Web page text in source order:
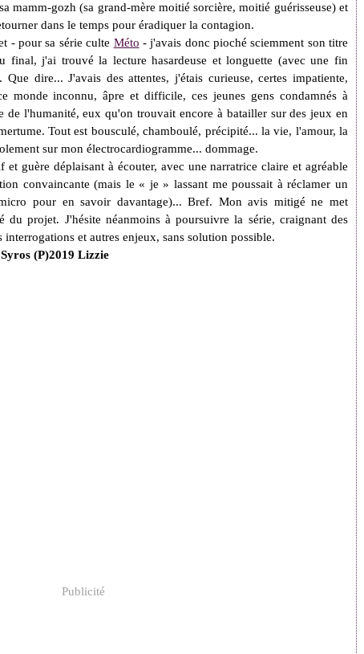
mamm-gozh (sa grand-mère moitié sorcière, moitié guérisseuse) et
dans le temps pour éradiquer la contagion.
- pour sa série culte Méto - j'avais donc pioché sciemment son titre
final, j'ai trouvé la lecture hasardeuse et longuette (avec une fin
dire... J'avais des attentes, j'étais curieuse, certes impatiente,
monde inconnu, âpre et difficile, ces jeunes gens condamnés à
de l'humanité, eux qu'on trouvait encore à batailler sur des jeux en
Tout est bousculé, chamboulé, précipité... la vie, l'amour, la
sur mon électrocardiogramme... dommage.
et guère déplaisant à écouter, avec une narratrice claire et agréable
convaincante (mais le « je » lassant me poussait à réclamer un
pour en savoir davantage)... Bref. Mon avis mitigé ne met
du projet. J'hésite néanmoins à poursuivre la série, craignant des
interrogations et autres enjeux, sans solution possible.
(P)2019 Lizzie
Publicité